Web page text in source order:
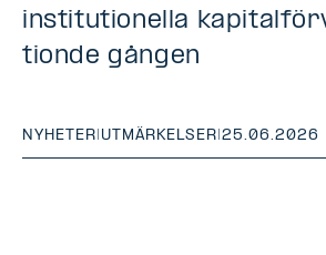
institutionella
tionde gången
NYHETER| UTMÄRKELSER|25.06.2026